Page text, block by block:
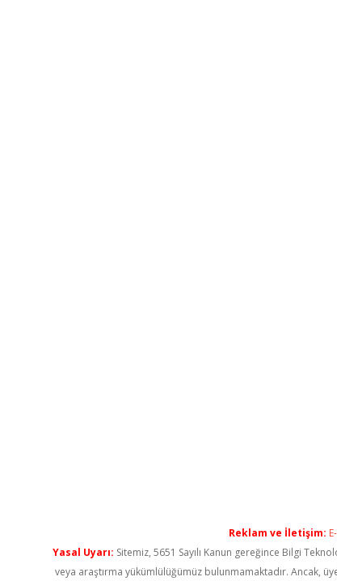
Reklam ve İletişim:
Yasal Uyarı: Sitemiz, 5651 Sayılı Kanun gereğince Bilgi
veya araştırma yükümlülüğümüz bulunmamaktadır. Ancak,